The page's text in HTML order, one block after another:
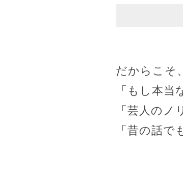
だからこそ
「もし本当
「芸人のノ
「昔の話で